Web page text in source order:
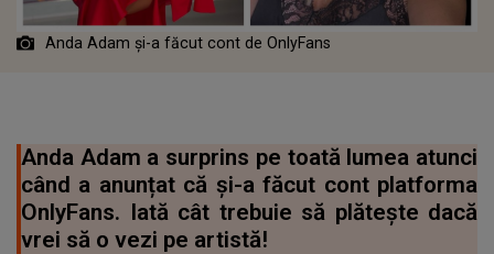
Anda Adam și-a făcut cont de OnlyFans
Anda Adam a surprins pe toată lumea atunci
când a anunțat că și-a făcut cont platforma
OnlyFans. Iată cât trebuie să plătește dacă
vrei să o vezi pe artistă!